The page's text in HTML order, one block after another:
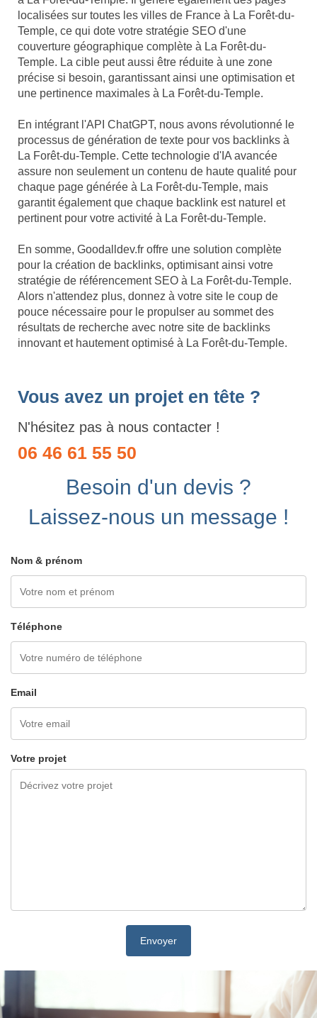
localisées sur toutes les villes de France à La Forêt-du-
Temple, ce qui dote votre stratégie SEO d'une
couverture géographique complète à La Forêt-du-
Temple. La cible peut aussi être réduite à une zone
précise si besoin, garantissant ainsi une optimisation et
une pertinence maximales à La Forêt-du-Temple.
En intégrant l'API ChatGPT, nous avons révolutionné le
processus de génération de texte pour vos backlinks à
La Forêt-du-Temple. Cette technologie d'IA avancée
assure non seulement un contenu de haute qualité pour
chaque page générée à La Forêt-du-Temple, mais
garantit également que chaque backlink est naturel et
pertinent pour votre activité à La Forêt-du-Temple.
En somme, Goodalldev.fr offre une solution complète
pour la création de backlinks, optimisant ainsi votre
stratégie de référencement SEO à La Forêt-du-Temple.
Alors n'attendez plus, donnez à votre site le coup de
pouce nécessaire pour le propulser au sommet des
résultats de recherche avec notre site de backlinks
innovant et hautement optimisé à La Forêt-du-Temple.
Vous avez un projet en tête ?
N'hésitez pas à nous contacter !
06 46 61 55 50
Besoin d'un devis ?
Laissez-nous un message !
Nom & prénom
Téléphone
Email
Votre projet